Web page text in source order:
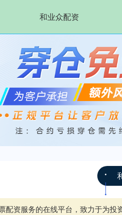
和业众配资
配资服务的在线平台，致力于为